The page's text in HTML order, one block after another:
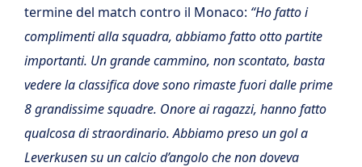
termine del match contro il Monaco: “Ho fatto i
complimenti alla squadra, abbiamo fatto otto partite
importanti. Un grande cammino, non scontato, basta
vedere la classifica dove sono rimaste fuori dalle prime
8 grandissime squadre. Onore ai ragazzi, hanno fatto
qualcosa di straordinario. Abbiamo preso un gol a
Leverkusen su un calcio d’angolo che non doveva